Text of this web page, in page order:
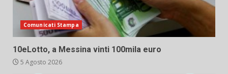
Comunicati Stampa
10eLotto, a Messina vinti 100mila euro
5 Agosto 2026